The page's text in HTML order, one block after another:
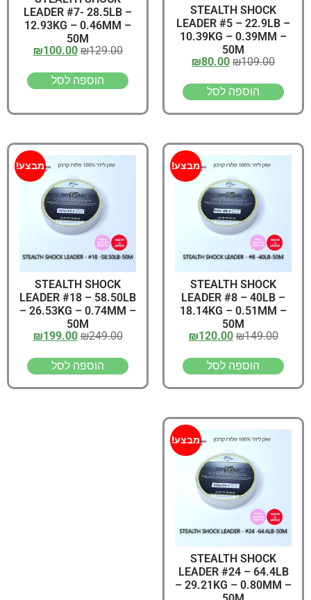
STEALTH SHOCK
LEADER #5 – 22.9LB –
10.39KG – 0.39MM –
50M
₪109.00
₪80.00
הוספה לסל
LEADER #7- 28.5LB –
12.93KG – 0.46MM –
50M
₪129.00
₪100.00
הוספה לסל
מבצע!
STEALTH SHOCK
LEADER #8 – 40LB –
18.14KG – 0.51MM –
50M
₪149.00
₪120.00
הוספה לסל
מבצע!
STEALTH SHOCK
LEADER #18 – 58.50LB
– 26.53KG – 0.74MM –
50M
₪249.00
₪199.00
הוספה לסל
מבצע!
STEALTH SHOCK
LEADER #24 – 64.4LB
– 29.21KG – 0.80MM –